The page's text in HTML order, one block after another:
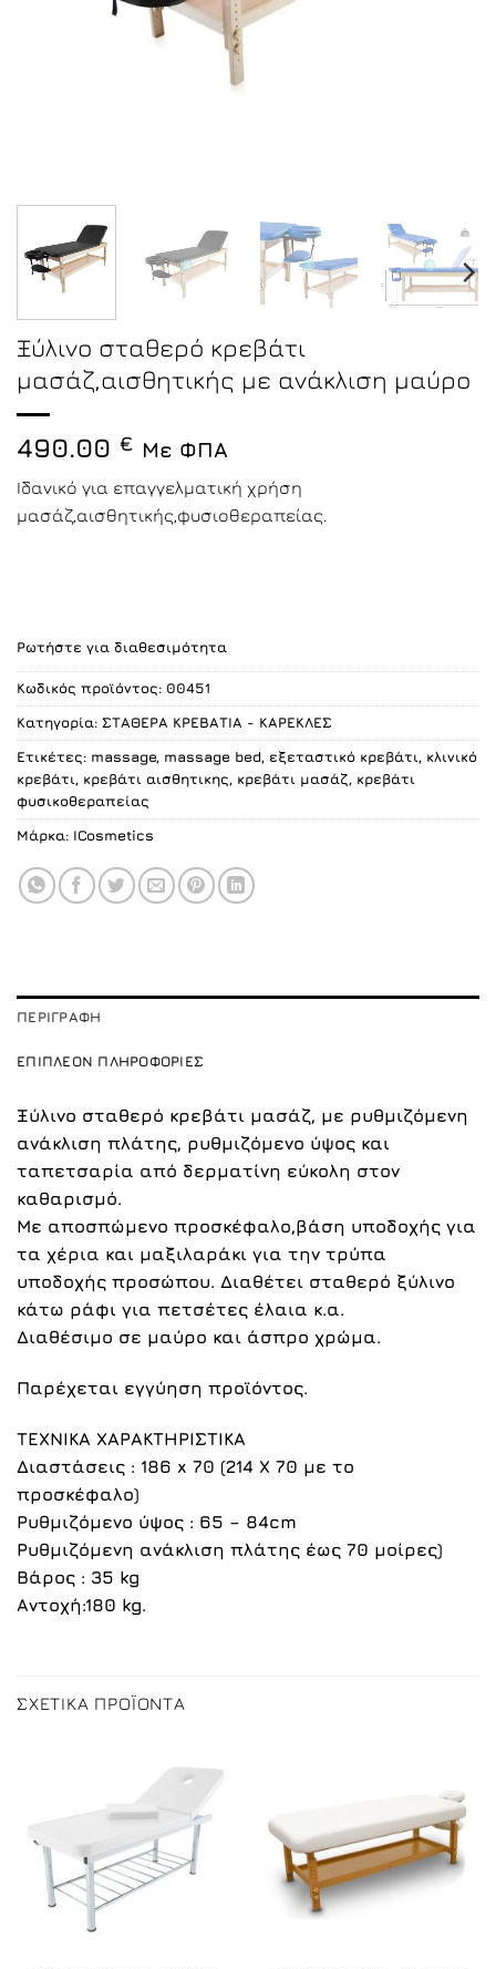
Ξύλινο σταθερό κρεβάτι
μασάζ,αισθητικής με ανάκλιση μαύρο
490.00 € Με ΦΠΑ
Ιδανικό για επαγγελματική χρήση
μασάζ,αισθητικής,φυσιοθεραπείας.
Ρωτήστε για διαθεσιμότητα
Κωδικός προϊόντος: 00451
Κατηγορία: ΣΤΑΘΕΡΑ ΚΡΕΒΑΤΙΑ - ΚΑΡΕΚΛΕΣ
Ετικέτες: massage, massage bed, εξεταστικό κρεβάτι, κλινικό
κρεβάτι, κρεβάτι αισθητικης, κρεβάτι μασάζ, κρεβάτι
φυσικοθεραπείας
Μάρκα: ICosmetics
ΠΕΡΙΓΡΑΦΉ
ΕΠΙΠΛΈΟΝ ΠΛΗΡΟΦΟΡΊΕΣ
Ξύλινο σταθερό κρεβάτι μασάζ, με ρυθμιζόμενη
ανάκλιση πλάτης, ρυθμιζόμενο ύψος και
ταπετσαρία από δερματίνη εύκολη στον
καθαρισμό.
Με αποσπώμενο προσκέφαλο,βάση υποδοχής για
τα χέρια και μαξιλαράκι για την τρύπα
υποδοχής προσώπου. Διαθέτει σταθερό ξύλινο
κάτω ράφι για πετσέτες έλαια κ.α.
Διαθέσιμο σε μαύρο και άσπρο χρώμα.
Παρέχεται εγγύηση προϊόντος.
ΤΕΧΝΙΚΑ ΧΑΡΑΚΤΗΡΙΣΤΙΚΑ
Διαστάσεις : 186 x 70 (214 Χ 70 με το
προσκέφαλο)
Ρυθμιζόμενο ύψος : 65 – 84cm
Ρυθμιζόμενη ανάκλιση πλάτης έως 70 μοίρες)
Βάρος : 35 kg
Αντοχή:180 kg.
ΣΧΕΤΙΚΆ ΠΡΟΪΌΝΤΑ